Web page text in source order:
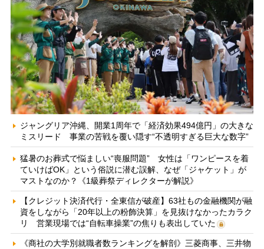
ジャングリア沖縄、開業1周年で「経済効果494億円」の大きな
ミスリード 事業の苦戦を覆い隠す“不透明すぎる巨大な数字”
猛暑のお葬式で悩ましい“喪服問題” 女性は「ワンピースを着
ていけばOK」という俗説に潜む誤解、なぜ「ジャケット」が
マストなのか？《1級葬祭ディレクターが解説》
【クレジット決済代行・全東信が破産】63社もの金融機関が融
資をしながら「20年以上の粉飾決算」を見抜けなかったカラク
リ 営業現場では“自転車操業”の焦りも表出していた
《商社の大学別就職者数ランキングを解剖》三菱商事、三井物